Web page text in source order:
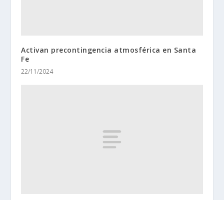
Activan precontingencia atmosférica en Santa
Fe
22/11/2024